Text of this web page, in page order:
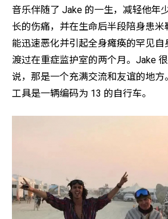
音乐伴随了 Jake 的一生，减轻他年
长的伤痛，并在生命后半段陪身患
能迅速恶化并引起全身瘫痪的罕见
渡过在重症监护室的两个月。Jake
说，那是一个充满交流和友谊的地方
工具是一辆编码为 13 的自行车。